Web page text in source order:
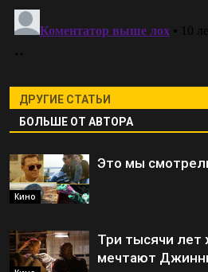
ДРУГИЕ СТАТЬИ
БОЛЬШЕ ОТ АВТОРА
Кино
Это мы
Три тысячи
мечтают